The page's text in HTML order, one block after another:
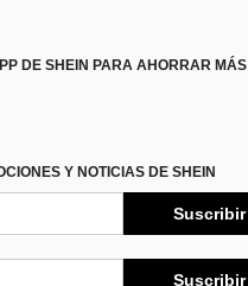
DE SHEIN PARA AHORRAR MÁS
Y NOTICIAS DE SHEIN
Suscribir
Suscribir